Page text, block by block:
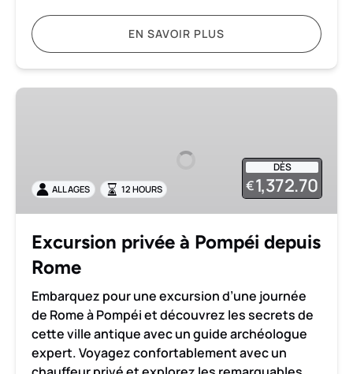
EN SAVOIR PLUS
Excursion
Rome
DÈS
€1,372.70
ALL AGES 12 HOURS
Excursion privée à Pompéi depuis
Rome
Embarquez pour une excursion d’une journée
de Rome à Pompéi et découvrez les secrets de
cette ville antique avec un guide archéologue
expert. Voyagez confortablement avec un